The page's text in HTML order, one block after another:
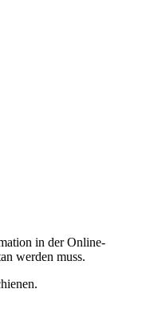
in der Online-
werden muss.